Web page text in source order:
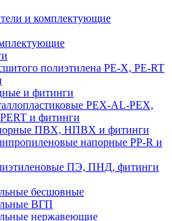
и комплектующие
полиэтилена PE-X, PE-RT
и фитинги
PEX-AL-PEX,
и фитинги
ПВХ, НПВХ и фитинги
напорные PP-R и
ПЭ, ПНД, фитинги
бесшовные
ВГП
нержавеющие